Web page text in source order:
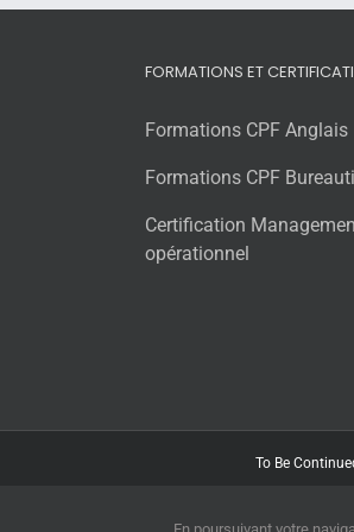
FORMATIONS ET
Formations CPF Anglais
Formations CPF
Certification
opérationnel
To Be